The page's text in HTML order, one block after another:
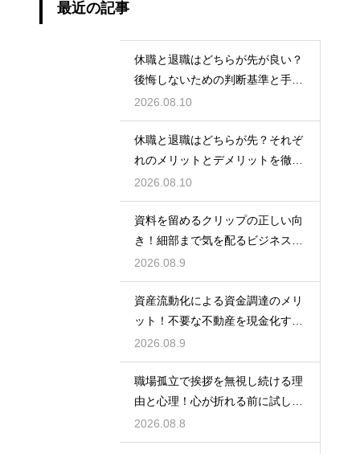
最近の記事
休職と退職はどちらが先が良い？
後悔しないための判断基準と手続
きの流れ
2026.08.10
休職と退職はどちらが先？それぞ
れのメリットとデメリットを徹底
解説
2026.08.10
資料を留めるクリップの正しい向
き！細部まで気を配るビジネスマ
ナーの基本
2026.08.9
資産流動化による資金調達のメリ
ット！不要な不動産を現金化する
仕組み
2026.08.9
職場孤立で挨拶を無視し続ける理
由と心理！心が折れる前に試した
い関係改善策
2026.08.8